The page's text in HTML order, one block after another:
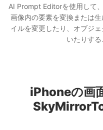
画像内の要素を変換または
イルを変更したり、オブジ
いたりす